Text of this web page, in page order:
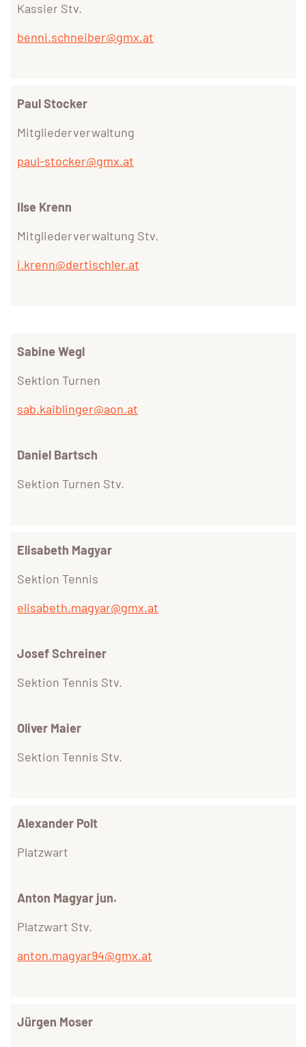
Kassier Stv.
benni.schneiber@gmx.at
Paul Stocker
Mitgliederverwaltung
paul-stocker@gmx.at
Ilse Krenn
Mitgliederverwaltung Stv.
i.krenn@dertischler.at
Sabine Wegl
Sektion Turnen
sab.kaiblinger@aon.at
Daniel Bartsch
Sektion Turnen Stv.
Elisabeth Magyar
Sektion Tennis
elisabeth.magyar@gmx.at
Josef Schreiner
Sektion Tennis Stv.
Oliver Maier
Sektion Tennis Stv.
Alexander Polt
Platzwart
Anton Magyar jun.
Platzwart Stv.
anton.magyar94@gmx.at
Jürgen Moser